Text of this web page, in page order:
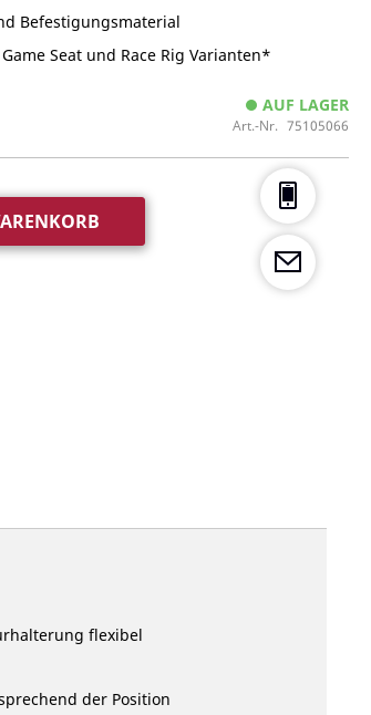
Befestigungsmaterial
Seat und Race Rig Varianten*
AUF LAGER
Art.-Nr. 75105066
flexibel
der Position